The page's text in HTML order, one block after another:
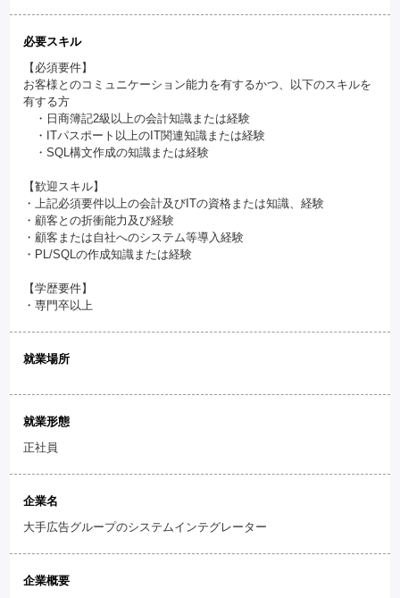
必要スキル
【必須要件】
お客様とのコミュニケーション能力を有するかつ、以下のスキルを
有する方
・日商簿記2級以上の会計知識または経験
・ITパスポート以上のIT関連知識または経験
・SQL構文作成の知識または経験
【歓迎スキル】
・上記必須要件以上の会計及びITの資格または知識、経験
・顧客との折衝能力及び経験
・顧客または自社へのシステム等導入経験
・PL/SQLの作成知識または経験
【学歴要件】
・専門卒以上
就業場所
就業形態
正社員
企業名
大手広告グループのシステムインテグレーター
企業概要